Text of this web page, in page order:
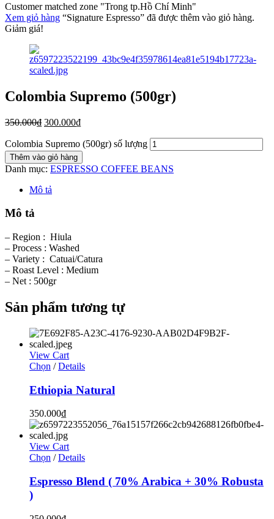
Customer matched zone "Trong tp.Hồ Chí Minh"
Xem giỏ hàng “Signature Espresso” đã được thêm vào giỏ hàng.
Giảm giá!
Colombia Supremo (500gr)
350.000₫ 300.000₫
Colombia Supremo (500gr) số lượng
Thêm vào giỏ hàng
Danh mục: ESPRESSO COFFEE BEANS
Mô tả
Mô tả
– Region : Hiula
– Process : Washed
– Variety : Catuai/Catura
– Roast Level : Medium
– Net : 500gr
Sản phẩm tương tự
View Cart
Chọn / Details
Ethiopia Natural
350.000₫
View Cart
Chọn / Details
Espresso Blend ( 70% Arabica + 30% Robusta
)